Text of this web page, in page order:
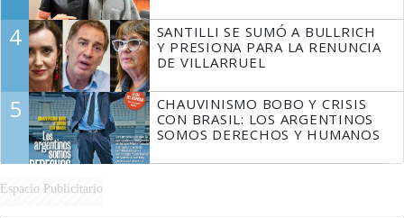
4
SANTILLI SE SUMÓ A BULLRICH
Y PRESIONA PARA LA RENUNCIA
DE VILLARRUEL
5
CHAUVINISMO BOBO Y CRISIS
CON BRASIL: LOS ARGENTINOS
SOMOS DERECHOS Y HUMANOS
Espacio Publicitario